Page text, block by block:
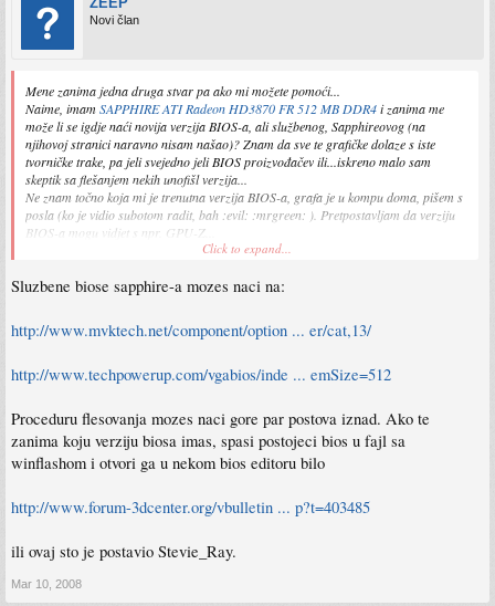
Novi član
Mene zanima jedna druga stvar pa ako mi možete pomoći...
Naime, imamSAPPHIRE ATI Radeon HD3870 FR 512 MB DDR4i zanima me
može li se igdje naći novija verzija BIOS-a, ali službenog, Sapphireovog (na
njihovoj stranici naravno nisam našao)? Znam da sve te grafičke dolaze s iste
tvorničke trake, pa jeli svejedno jeli BIOS proizvođačev ili...iskreno malo sam
skeptik sa flešanjem nekihunofišlverzija...
Ne znam točno koja mi je trenutna verzija BIOS-a, grafa je u kompu doma, pišem s
posla (ko je vidio subotom radit, bah :evil: :mrgreen: ). Pretpostavljam da verziju
BIOS-a mogu vidjet s npr. GPU-Z...
Click to expand...
Sluzbene biose sapphire-a mozes naci na:
http://www.mvktech.net/component/option ... er/cat,13/
http://www.techpowerup.com/vgabios/inde ... emSize=512
Proceduru flesovanja mozes naci gore par postova iznad. Ako te
zanima koju verziju biosa imas, spasi postojeci bios u fajl sa
winflashom i otvori ga u nekom bios editoru bilo
http://www.forum-3dcenter.org/vbulletin ... p?t=403485
ili ovaj sto je postavio Stevie_Ray.
Mar 10, 2008